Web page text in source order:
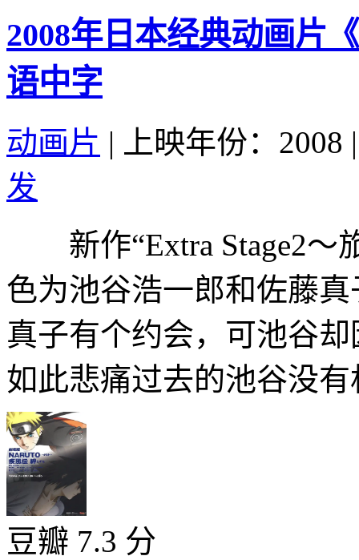
2008年日本经典动画片
语中字
动画片 | 上映年份：2008 |
发
新作“Extra Stage2～
色为池谷浩一郎和佐藤
真子有个约会，可池谷
如此悲痛过去的池谷没
豆瓣 7.3 分